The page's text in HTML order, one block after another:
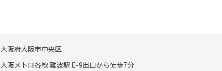
大阪府大阪市中央区
大阪メトロ各線 難波駅 E-9出口から徒歩7分